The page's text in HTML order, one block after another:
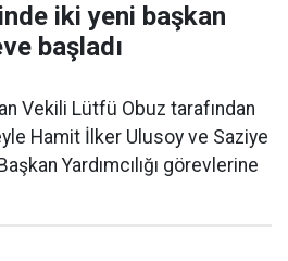
iki yeni başkan
başladı
Vekili Lütfü Obuz tarafından
Hamit İlker Ulusoy ve Saziye
Yardımcılığı görevlerine